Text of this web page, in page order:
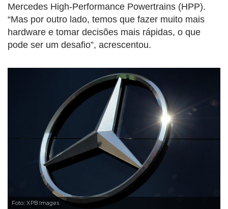
Mercedes High-Performance Powertrains (HPP).
“Mas por outro lado, temos que fazer muito mais
hardware e tomar decisões mais rápidas, o que
pode ser um desafio”, acrescentou.
Foto: XPB Images